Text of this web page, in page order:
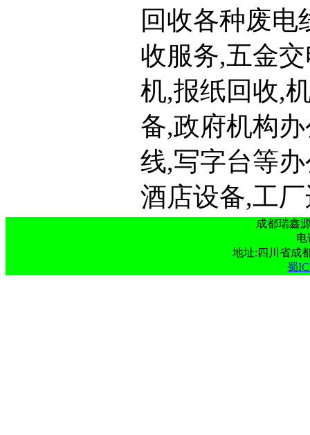
回收各种废电
收服务,五金
机,报纸回收,
备,政府机构
线,写字台等
酒店设备,工
成都瑞鑫
电
地址:四川省成
蜀